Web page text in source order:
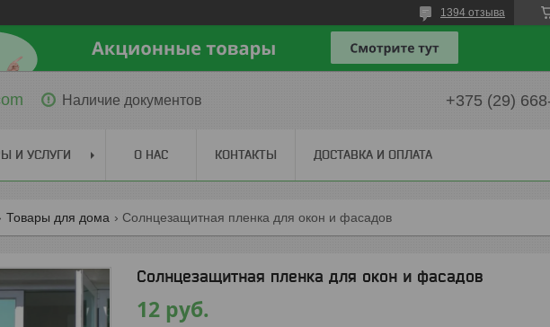
1394 отзыва
Наличие документов +375 (29)
И УСЛУГИ О НАС КОНТАКТЫ ДОСТАВКА И ОПЛАТА
Товары для дома Солнцезащитная пленка для окон и фасадов
Солнцезащитная пленка для окон и фасадов
12 руб.